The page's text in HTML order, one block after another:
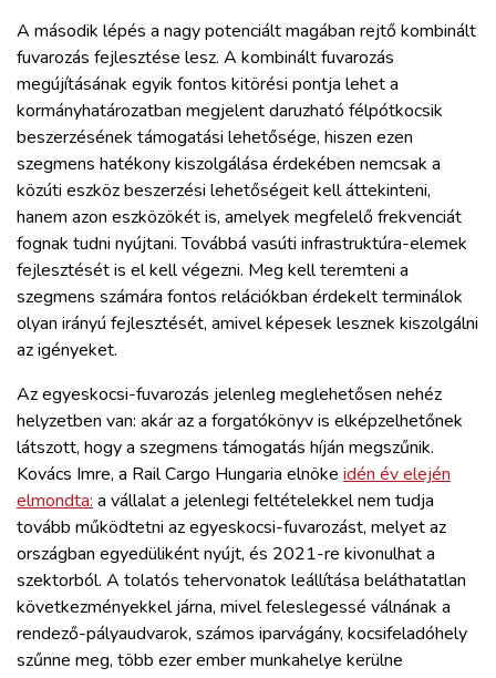
A második lépés a nagy potenciált magában rejtő kombinált
fuvarozás fejlesztése lesz. A kombinált fuvarozás
megújításának egyik fontos kitörési pontja lehet a
kormányhatározatban megjelent daruzható félpótkocsik
beszerzésének támogatási lehetősége, hiszen ezen
szegmens hatékony kiszolgálása érdekében nemcsak a
közúti eszköz beszerzési lehetőségeit kell áttekinteni,
hanem azon eszközökét is, amelyek megfelelő frekvenciát
fognak tudni nyújtani. Továbbá vasúti infrastruktúra-elemek
fejlesztését is el kell végezni. Meg kell teremteni a
szegmens számára fontos relációkban érdekelt terminálok
olyan irányú fejlesztését, amivel képesek lesznek kiszolgálni
az igényeket.
Az egyeskocsi-fuvarozás jelenleg meglehetősen nehéz
helyzetben van: akár az a forgatókönyv is elképzelhetőnek
látszott, hogy a szegmens támogatás híján megszűnik.
Kovács Imre, a Rail Cargo Hungaria elnöke idén év elején
elmondta: a vállalat a jelenlegi feltételekkel nem tudja
tovább működtetni az egyeskocsi-fuvarozást, melyet az
országban egyedüliként nyújt, és 2021-re kivonulhat a
szektorból. A tolatós tehervonatok leállítása beláthatatlan
következményekkel járna, mivel feleslegessé válnának a
rendező-pályaudvarok, számos iparvágány, kocsifeladóhely
szűnne meg, több ezer ember munkahelye kerülne